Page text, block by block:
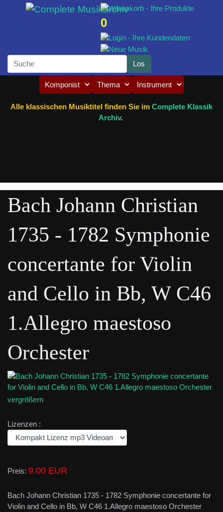
0
Alle klassischen Musiktitel finden Sie im Complete Klassik
Archiv.
Bach Johann Christian
1735 - 1782 Symphonie
concertante for Violin
and Cello in Bb, W C46
1.Allegro maestoso
Orchester
vergrößern
Lizenzen :
Preis: 9.00 EUR
Bach Johann Christian 1735 - 1782 Symphonie concertante for
Violin and Cello in Bb, W C46 1.Allegro maestoso Orchester